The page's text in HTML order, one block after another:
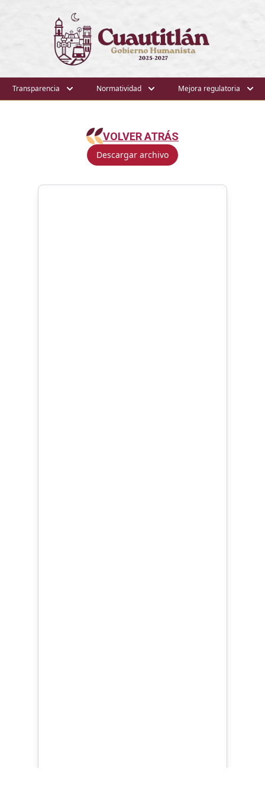
Transparencia Normatividad Mejora regulatoria
VOLVER ATRÁS
Descargar archivo